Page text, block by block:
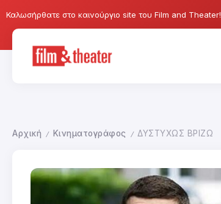
Καλωσήρθατε στο καινούργιο site του Film and Theater!
Αρχική / Κινηματογράφος / ΔΥΣΤΥΧΩΣ ΒΡΙΖΩ